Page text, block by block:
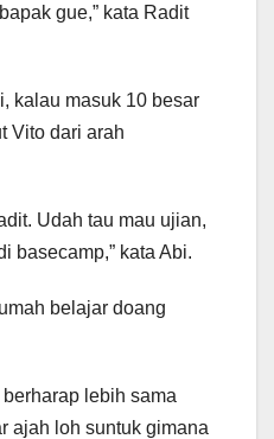
gue,” kata Radit
kalau masuk 10 besar
Vito dari arah
Udah tau mau ujian,
basecamp,” kata Abi.
belajar doang
lebih sama
ajah loh suntuk gimana